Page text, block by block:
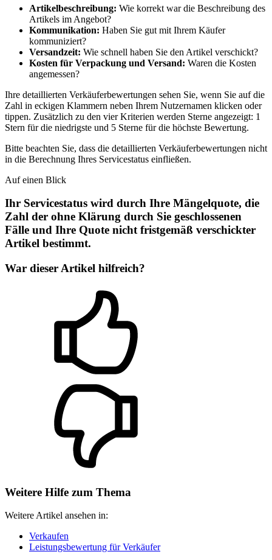
Artikelbeschreibung: Wie korrekt war die Beschreibung des
Artikels im Angebot?
Kommunikation: Haben Sie gut mit Ihrem Käufer
kommuniziert?
Versandzeit: Wie schnell haben Sie den Artikel verschickt?
Kosten für Verpackung und Versand: Waren die Kosten
angemessen?
Ihre detaillierten Verkäuferbewertungen sehen Sie, wenn Sie auf die
Zahl in eckigen Klammern neben Ihrem Nutzernamen klicken oder
tippen. Zusätzlich zu den vier Kriterien werden Sterne angezeigt: 1
Stern für die niedrigste und 5 Sterne für die höchste Bewertung.
Bitte beachten Sie, dass die detaillierten Verkäuferbewertungen nicht
in die Berechnung Ihres Servicestatus einfließen.
Auf einen Blick
Ihr Servicestatus wird durch Ihre Mängelquote, die
Zahl der ohne Klärung durch Sie geschlossenen
Fälle und Ihre Quote nicht fristgemäß verschickter
Artikel bestimmt.
War dieser Artikel hilfreich?
Weitere Hilfe zum Thema
Weitere Artikel ansehen in:
Verkaufen
Leistungsbewertung für Verkäufer